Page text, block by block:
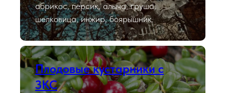
абрикос, персик, алыча, груша,
шелковица, инжир, боярышник.
Плодовые кустарники с
ЗКС